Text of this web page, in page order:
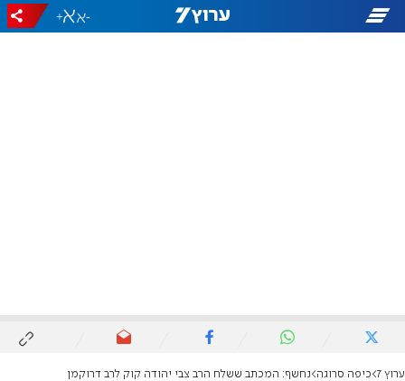
-
+
ערוץ 7 כיפה סרוגה נחשף: המכתב ששלח הרב צבי יהודה קוק לרב דרוקמן